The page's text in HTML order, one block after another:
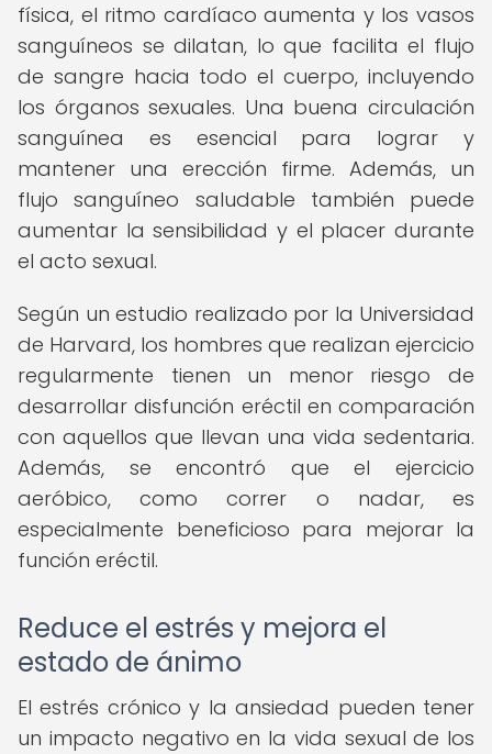
física, el ritmo cardíaco aumenta y los vasos
sanguíneos se dilatan, lo que facilita el flujo
de sangre hacia todo el cuerpo, incluyendo
los órganos sexuales. Una buena circulación
sanguínea es esencial para lograr y
mantener una erección firme. Además, un
flujo sanguíneo saludable también puede
aumentar la sensibilidad y el placer durante
el acto sexual.
Según un estudio realizado por la Universidad
de Harvard, los hombres que realizan ejercicio
regularmente tienen un menor riesgo de
desarrollar disfunción eréctil en comparación
con aquellos que llevan una vida sedentaria.
Además, se encontró que el ejercicio
aeróbico, como correr o nadar, es
especialmente beneficioso para mejorar la
función eréctil.
Reduce el estrés y mejora el
estado de ánimo
El estrés crónico y la ansiedad pueden tener
un impacto negativo en la vida sexual de los